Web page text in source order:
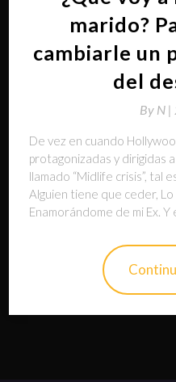
marido?
cambiarle un
del
By N |
De vez en cuando
protagonizadas y dirigidas
llamado “Midlife crisis”, tal
Alguien tiene que ceder,
Enamorándome de mi Ex.